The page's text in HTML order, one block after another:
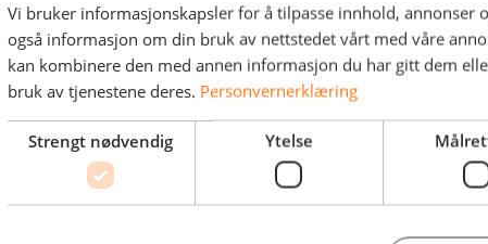
på IAM Forum Møt NetNordic på
har blitt den nye
deg
Vi bruker informasjonskapsler for å tilpasse innhold, annonser
også informasjon om din bruk av nettstedet vårt med våre
kan kombinere den med annen informasjon du har gitt dem
bruk av tjenestene deres. Personvernerklæring
Strengt nødvendig Ytelse